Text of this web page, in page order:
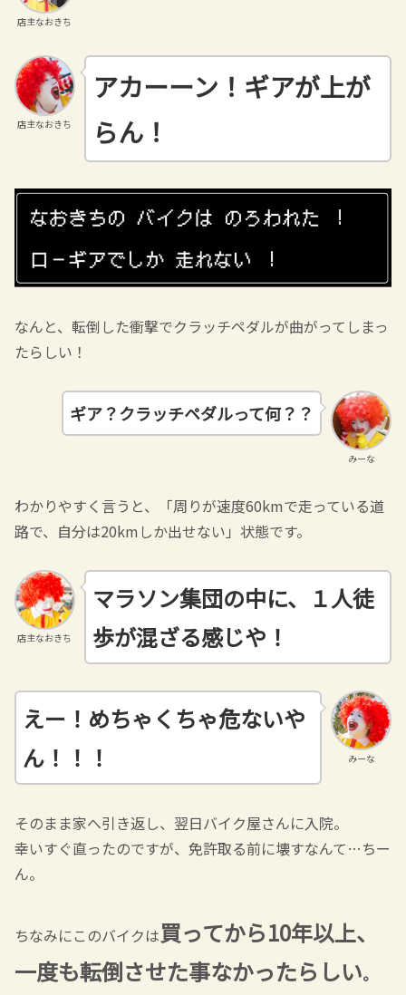
店主なおきち
店主なおきち
アカーーン！ギアが上が
らん！
なんと、転倒した衝撃でクラッチペダルが曲がってしまっ
たらしい！
みーな
ギア？クラッチペダルって何？？
わかりやすく言うと、「周りが速度60kmで走っている道
路で、自分は20kmしか出せない」状態です。
店主なおきち
マラソン集団の中に、１人徒
歩が混ざる感じや！
みーな
えー！めちゃくちゃ危ないや
ん！！！
そのまま家へ引き返し、翌日バイク屋さんに入院。
幸いすぐ直ったのですが、免許取る前に壊すなんて…ちー
ん。
ちなみにこのバイクは買ってから10年以上、
一度も転倒させた事なかったらしい。